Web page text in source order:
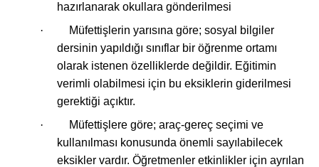
hazırlanarak okullara gönderilmesi
·
Müfettişlerin yarısına göre; sosyal bilgiler
dersinin yapıldığı sınıflar bir öğrenme ortamı
olarak istenen özelliklerde değildir. Eğitimin
verimli olabilmesi için bu eksiklerin giderilmesi
gerektiği açıktır.
·
Müfettişlere göre; araç-gereç seçimi ve
kullanılması konusunda önemli sayılabilecek
eksikler vardır. Öğretmenler etkinlikler için ayrılan